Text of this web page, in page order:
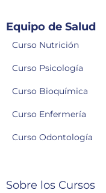
Equipo de Salud
Curso Nutrición
Curso Psicología
Curso Bioquímica
Curso Enfermería
Curso Odontología
Sobre los Cursos